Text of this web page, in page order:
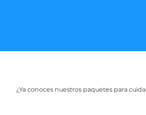
¿Ya conoces nuestros paquetes para